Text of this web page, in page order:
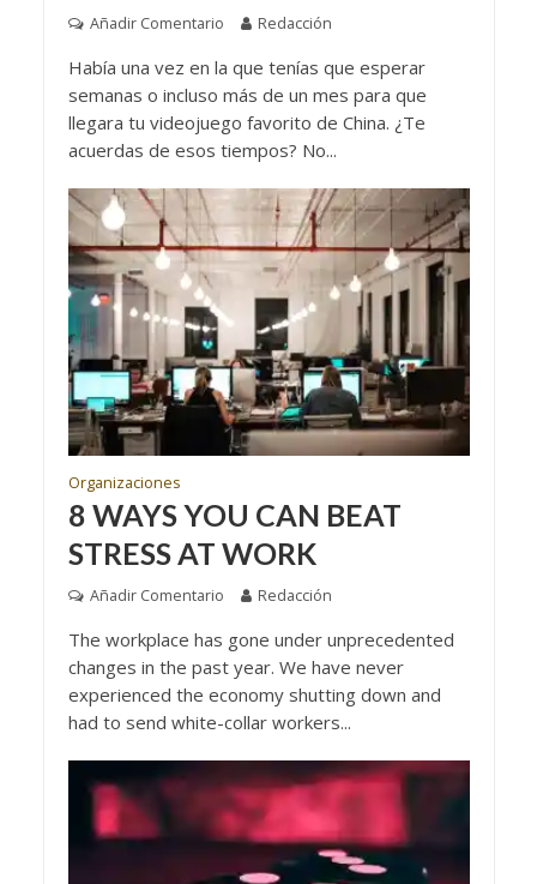
Añadir Comentario Redacción
Había una vez en la que tenías que esperar
semanas o incluso más de un mes para que
llegara tu videojuego favorito de China. ¿Te
acuerdas de esos tiempos? No...
Organizaciones
8 WAYS YOU CAN BEAT
STRESS AT WORK
Añadir Comentario Redacción
The workplace has gone under unprecedented
changes in the past year. We have never
experienced the economy shutting down and
had to send white-collar workers...